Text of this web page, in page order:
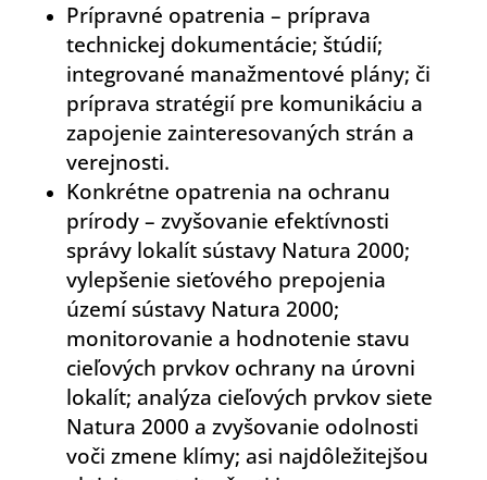
Prípravné opatrenia – príprava
technickej dokumentácie; štúdií;
integrované manažmentové plány; či
príprava stratégií pre komunikáciu a
zapojenie zainteresovaných strán a
verejnosti.
Konkrétne opatrenia na ochranu
prírody – zvyšovanie efektívnosti
správy lokalít sústavy Natura 2000;
vylepšenie sieťového prepojenia
území sústavy Natura 2000;
monitorovanie a hodnotenie stavu
cieľových prvkov ochrany na úrovni
lokalít; analýza cieľových prvkov siete
Natura 2000 a zvyšovanie odolnosti
voči zmene klímy; asi najdôležitejšou